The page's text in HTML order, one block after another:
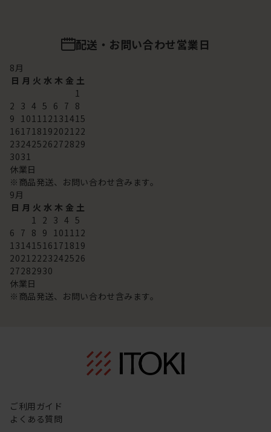
配送・お問い合わせ営業日
8 月
日 月 火 水 木 金 土
1
2 3 4 5 6 7 8
9
10 11 12 13 14 15
16 17 18 192021 22
23242526272829
3031
休業日
※商品発送、お問い合わせ含みます。
9 月
日 月 火 水 木 金 土
1
2 3 4 5
6 7 8 9 10 11 12
13 14 15 16 17 18 19
2021 2223242526
27282930
休業日
※商品発送、お問い合わせ含みます。
ご利用ガイド
よくある質問